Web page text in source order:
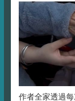
作者全家透過